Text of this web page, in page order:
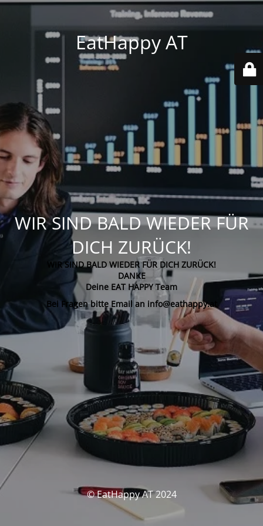
EatHappy AT
WIR SIND BALD WIEDER FÜR
DICH ZURÜCK!
WIR SIND BALD WIEDER FÜR DICH ZURÜCK!
DANKE
Deine EAT HAPPY Team
Bei Fragen bitte Email an info@eathappy.at
© EatHappy AT 2024